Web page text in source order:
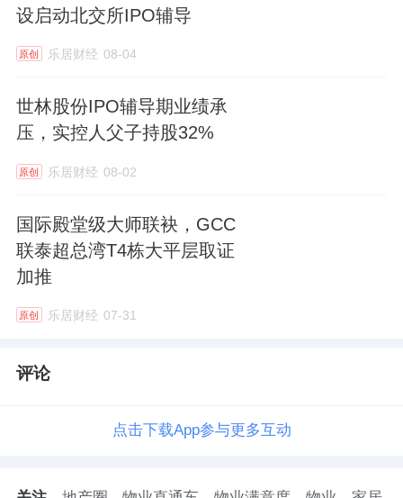
设启动北交所IPO辅导
原创 乐居财经 08-04
世林股份IPO辅导期业绩承
压，实控人父子持股32%
原创 乐居财经 08-02
国际殿堂级大师联袂，GCC
联泰超总湾T4栋大平层取证
加推
原创 乐居财经 07-31
评论
点击下载App参与更多互动